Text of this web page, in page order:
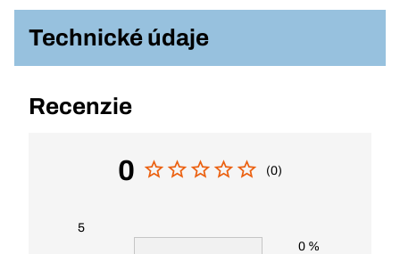
Technické údaje
Recenzie
0 (0)
5
0 %